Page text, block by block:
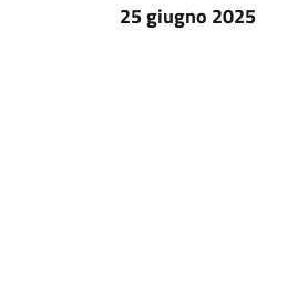
25 giugno 2025